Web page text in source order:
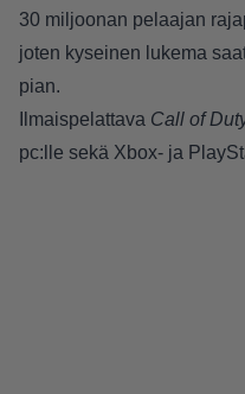
30 miljoonan pelaajan
joten kyseinen lukema
pian.
Ilmaispelattava Call of
pc:lle sekä Xbox- ja